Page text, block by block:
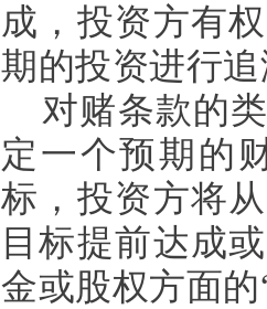
成，投资方有
期的投资进行
对赌条款的
定一个预期的
标，投资方将
目标提前达成
金或股权方面的